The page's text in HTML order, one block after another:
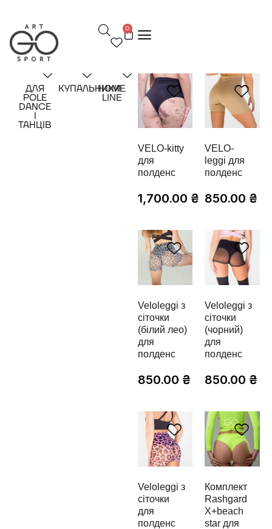
р
е
й
м
0
ДЛЯ
POLE
DANCE
І
ТАНЦІВ
КУПАЛЬНИКИ
HOME
LINE
VELO-kitty
для
полденс
1,700.00 ₴
VELO-
leggi для
полденс
850.00 ₴
Veloleggi з
сіточки
(білий лео)
для
полденс
850.00 ₴
Veloleggi з
сіточки
(чорний)
для
полденс
850.00 ₴
Veloleggi з
сіточки
для
полденс
Комплект
Rashgard
X+beach
star для